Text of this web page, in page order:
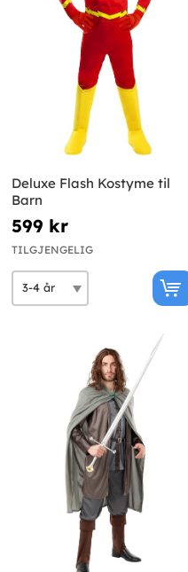
Deluxe Flash Kostyme til
Barn
599 kr
TILGJENGELIG